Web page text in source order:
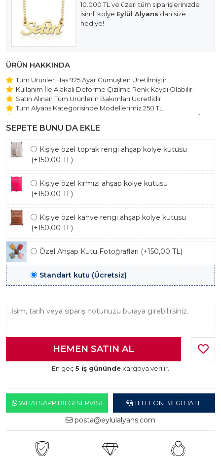
10.000 TL ve üzeri tüm siparişlerinizde
isimli kolye Eylül Alyans'dan size
hediye!
ÜRÜN HAKKINDA
Tüm Ürünler Has 925 Ayar Gümüşten Üretilmiştir.
Kullanım İle Alakalı Deforme Çizilme Renk Kaybı Olabilir.
Satın Alınan Tüm Ürünlerin Bakımları Ücretlidir.
Tüm Alyans Kategorisinde Modellerimiz 250 TL
Beştaş Tektaş Kolye ve Bileklik Modellerimiz 150 TL Sabit Ücret
ile Hareket Edilmektedir.
SEPETE BUNU DA EKLE
Kişiye özel toprak rengi ahşap kolye kutusu
(+150,00 TL)
Kişiye özel kırmızı ahşap kolye kutusu
(+150,00 TL)
Kişiye özel kahve rengi ahşap kolye kutusu
(+150,00 TL)
Özel Ahşap Kutu Fotoğrafları (+150,00 TL)
Standart kutu (Ücretsiz)
En geç 5 iş gününde kargoya verilir.
WHATSAPP BILGI SERVISI TELEFON BILGI HATTI
posta@eylulalyans.com